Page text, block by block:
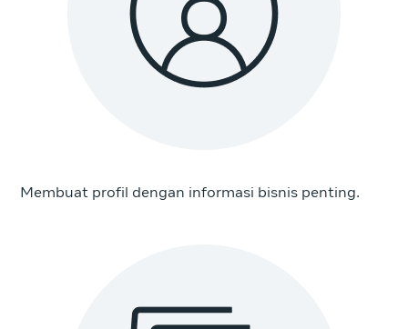
Membuat profil dengan informasi bisnis penting.